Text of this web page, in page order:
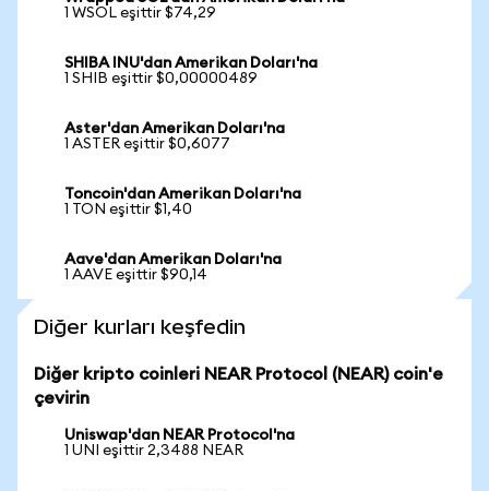
1 WSOL eşittir $74,29
SHIBA INU'dan Amerikan Doları'na
1 SHIB eşittir $0,00000489
Aster'dan Amerikan Doları'na
1 ASTER eşittir $0,6077
Toncoin'dan Amerikan Doları'na
1 TON eşittir $1,40
Aave'dan Amerikan Doları'na
1 AAVE eşittir $90,14
Diğer kurları keşfedin
Diğer kripto coinleri NEAR Protocol (NEAR) coin'e
çevirin
Uniswap'dan NEAR Protocol'na
1 UNI eşittir 2,3488 NEAR